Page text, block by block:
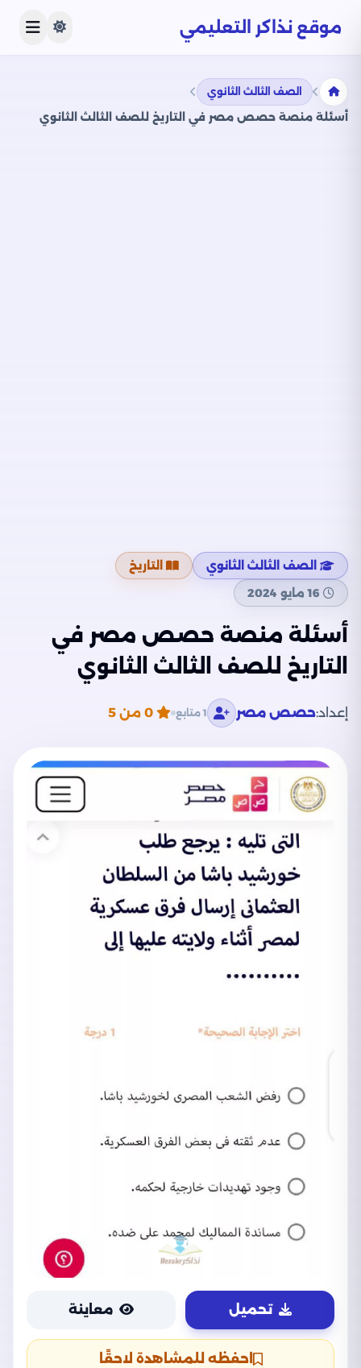
موقع نذاكر التعليمي
الصف الثالث الثانوي
أسئلة منصة حصص مصر في التاريخ للصف الثالث الثانوي
الصف الثالث الثانوي
التاريخ
16 مايو 2024
أسئلة منصة حصص مصر في
التاريخ للصف الثالث الثانوي
إعداد:حصص مصر 1 متابع 0 من 5
تحميل معاينة
احفظه للمشاهدة لاحقًا